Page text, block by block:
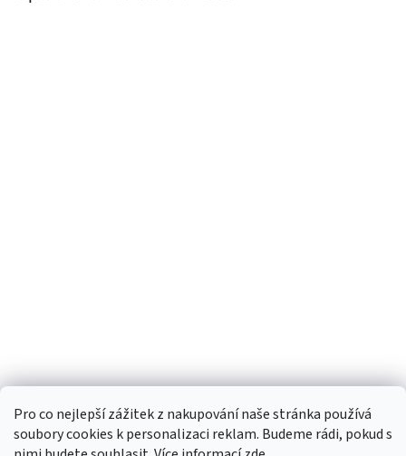
Pro co nejlepší zážitek z nakupování naše stránka používá
soubory cookies k personalizaci reklam. Budeme rádi, pokud s